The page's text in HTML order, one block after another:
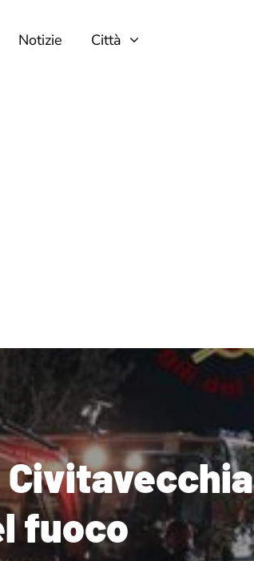
Notizie Città
Civitavecchia
fuoco